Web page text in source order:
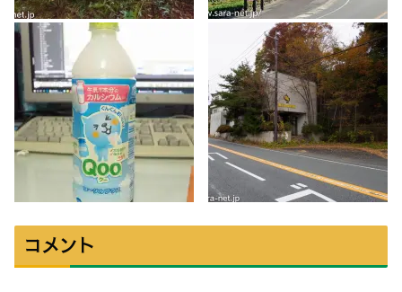
コメント